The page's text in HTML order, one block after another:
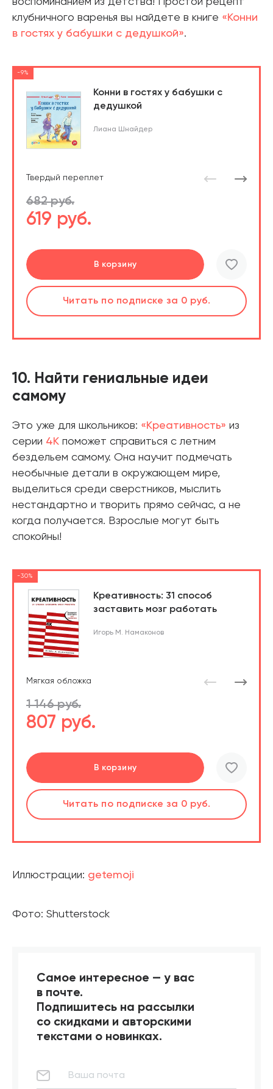
клубничного варенья вы найдете в книге «Конни
в гостях у бабушки с дедушкой».
-9%
Конни в гостях у бабушки с
дедушкой
Лиана Шнайдер
Твердый переплет
682 руб.
619 руб.
В корзину
В корзине
Читать по подписке за 0 руб.
Перейти
Читать по подписке за 0 руб.
Перейти
Слушатьпо подпискеза 0 руб.
10. Найти гениальные идеи
самому
Это уже для школьников: «Креативность» из
серии 4К поможет справиться с летним
бездельем самому. Она научит подмечать
необычные детали в окружающем мире,
выделиться среди сверстников, мыслить
нестандартно и творить прямо сейчас, а не
когда получается. Взрослые могут быть
спокойны!
-30%
Креативность: 31 способ
заставить мозг работать
Игорь М. Намаконов
Мягкая обложка
1 146 руб.
807 руб.
В корзину
В корзине
Читать по подписке за 0 руб.
Перейти
Читать по подписке за 0 руб.
Подробнее
Читать по подписке за 0 руб.
Иллюстрации: getemoji
Фото: Shutterstock
Самое интересное — у вас
в почте.
Подпишитесь на рассылки
со скидками и авторскими
текстами о новинках.